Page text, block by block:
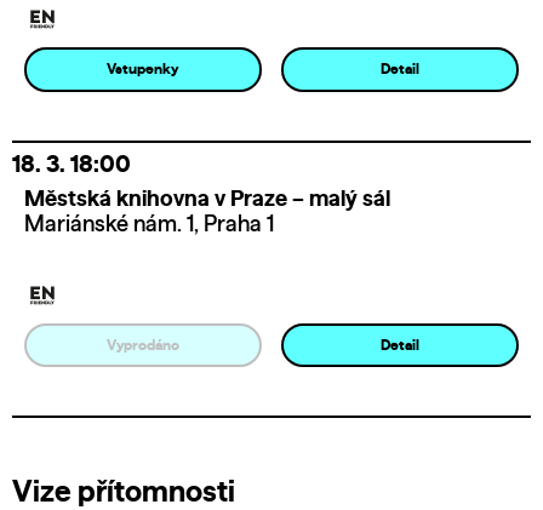
Vstupenky Detail
18. 3. 18:00
Městská knihovna v Praze – malý sál
Mariánské nám. 1, Praha 1
Vyprodáno Detail
Vize přítomnosti